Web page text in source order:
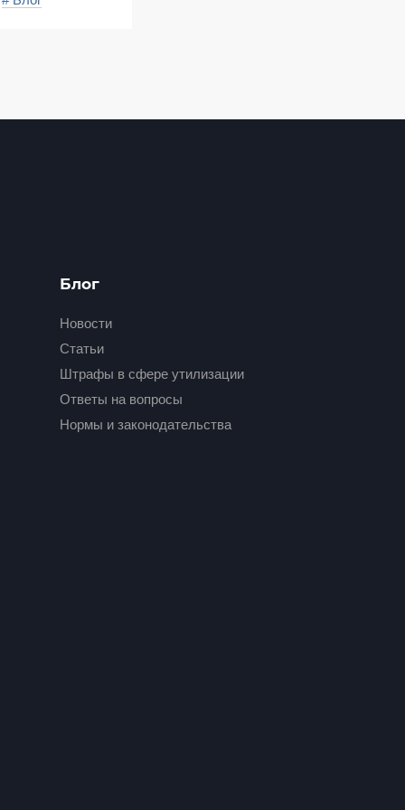
Блог
Новости
Статьи
Штрафы в сфере утилизации
Ответы на вопросы
Нормы и законодательства